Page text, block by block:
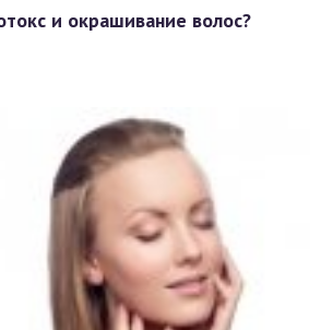
и окрашивание волос?